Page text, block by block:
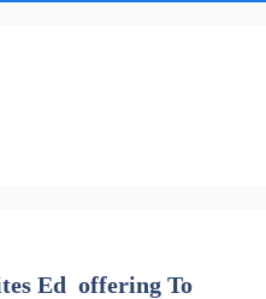
Ed offering To